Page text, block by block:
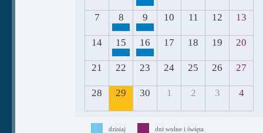
7 8 9 10 11 12 13
14 15 16 17 18 19 20
21 22 23 24 25 26 27
28 29 30 1 2 3 4
dzisiaj dni wolne i święta